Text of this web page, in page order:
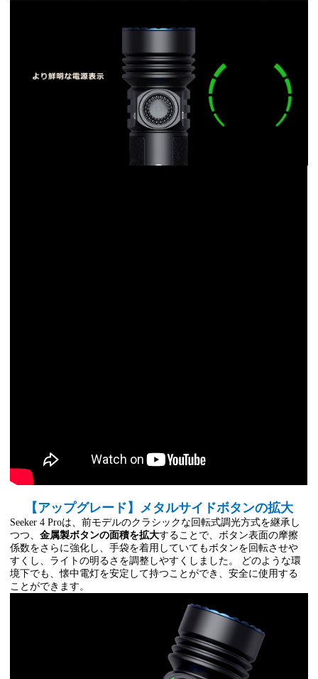
【アップグレード】メタルサイドボタンの拡大
Seeker 4 Proは、前モデルのクラシックな回転式調光方式を継承し
つつ、金属製ボタンの面積を拡大することで、ボタン表面の摩擦
係数をさらに強化し、手袋を着用していてもボタンを回転させや
すくし、ライトの明るさを調整しやすくしました。 どのような環
境下でも、懐中電灯を安定して持つことができ、安全に使用する
ことができます。